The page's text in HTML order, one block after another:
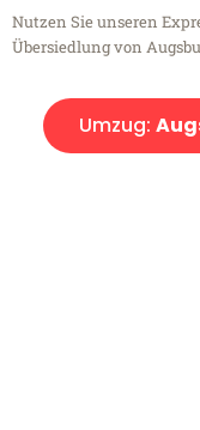
Nutzen Sie unseren
Übersiedlung von
Umzug: